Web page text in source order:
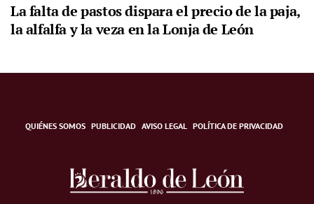
La falta de pastos dispara el precio de la paja,
la alfalfa y la veza en la Lonja de León
QUIÉNES SOMOS PUBLICIDAD AVISO LEGAL POLÍTICA DE PRIVACIDAD